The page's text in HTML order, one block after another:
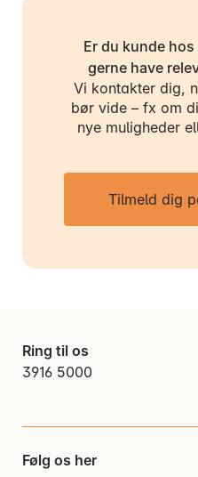
Er du kunde
gerne have
Vi kontakter dig,
bør vide – fx om
nye muligheder
Tilmeld dig
Ring til os
3916 5000
Følg os her